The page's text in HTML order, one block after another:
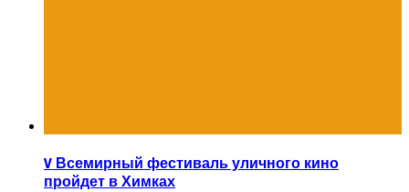
V Всемирный фестиваль уличного кино
пройдет в Химках